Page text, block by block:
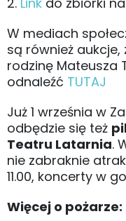
W mediach
są również
rodzinę Mateusza
odnaleźć TUTAJ
Już 1 września w
odbędzie się też
Teatru Latarnia.
nie zabraknie
11.00, koncerty w
Więcej o pożarze: